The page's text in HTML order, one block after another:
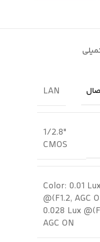
LAN
1/2.8″
CMOS
(Color: 0.01 Lux
@(F1.2, AGC
0.028 Lux
AGC ON